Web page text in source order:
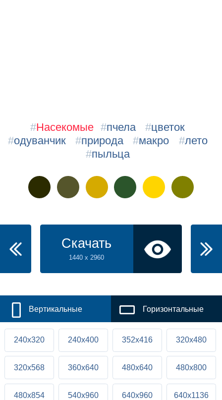
#Насекомые #пчела #цветок
#одуванчик #природа #макро #лето
#пыльца
Скачать
1440 x 2960
Вертикальные Горизонтальные
240x320 240x400 352x416 320x480
320x568 360x640 480x640 480x800
480x854 540x960 640x960 640x1136